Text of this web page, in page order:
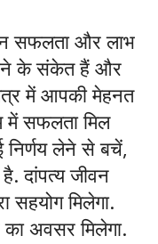
सफलता और लाभ
के संकेत हैं और
में आपकी मेहनत
में सफलता मिल
निर्णय लेने से बचें,
दांपत्य जीवन
सहयोग मिलेगा.
अवसर मिलेगा.